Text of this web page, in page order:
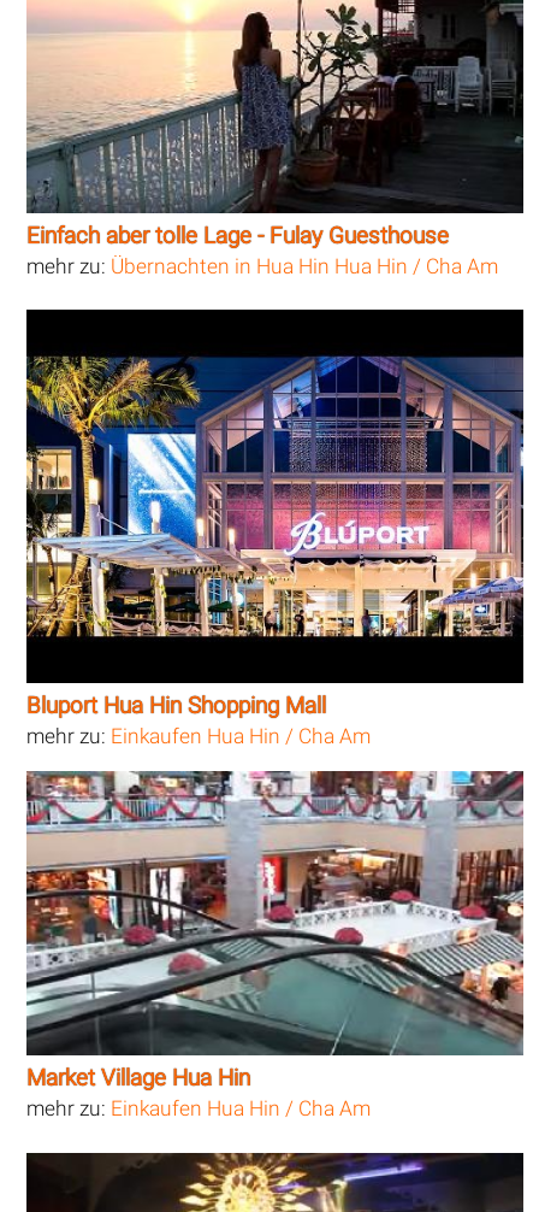
Einfach aber tolle Lage - Fulay Guesthouse
mehr zu: Übernachten in Hua Hin Hua Hin / Cha Am
Bluport Hua Hin Shopping Mall
mehr zu: Einkaufen Hua Hin / Cha Am
Market Village Hua Hin
mehr zu: Einkaufen Hua Hin / Cha Am